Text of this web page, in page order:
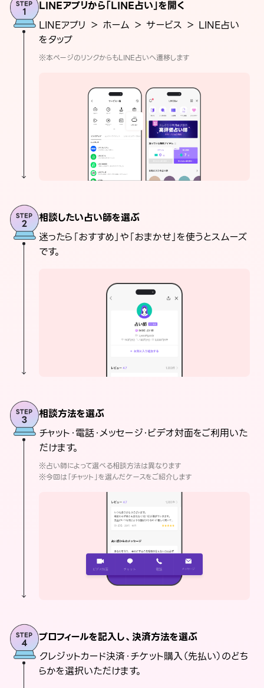
LINEアプリから「LINE占い」を開く
LINEアプリ ＞ ホーム ＞ サービス ＞ LINE占い
をタップ
※本ページのリンクからもLINE占いへ遷移します
相談したい占い師を選ぶ
迷ったら「おすすめ」や「おまかせ」を使うとスムーズ
です。
相談方法を選ぶ
チャット・電話・メッセージ・ビデオ対面をご利用いた
だけます。
※占い師によって選べる相談方法は異なります
※今回は「チャット」を選んだケースをご紹介します
プロフィールを記入し、決済方法を選ぶ
クレジットカード決済・チケット購入（先払い）のどち
らかを選択いただけます。